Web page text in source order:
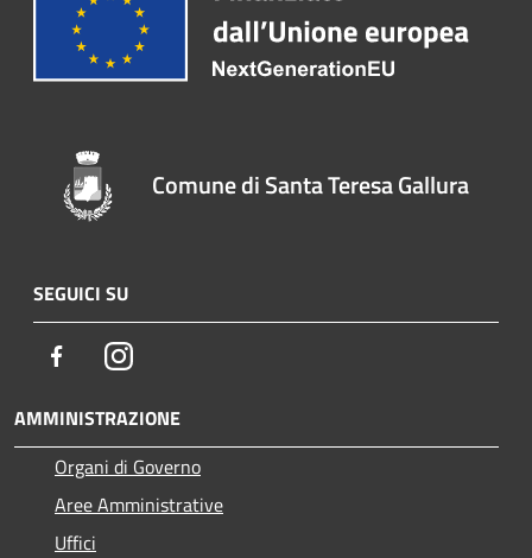
Comune di Santa Teresa Gallura
SEGUICI SU
FacebookInstagram
AMMINISTRAZIONE
Organi di Governo
Aree Amministrative
Uffici